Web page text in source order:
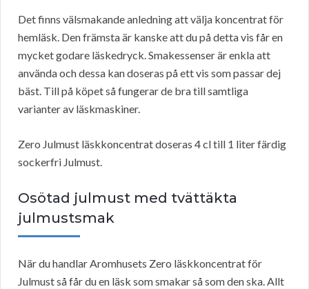
Det finns välsmakande anledning att välja koncentrat för
hemläsk. Den främsta är kanske att du på detta vis får en
mycket godare läskedryck. Smakessenser är enkla att
använda och dessa kan doseras på ett vis som passar dej
bäst. Till på köpet så fungerar de bra till samtliga
varianter av läskmaskiner.
Zero Julmust läskkoncentrat doseras 4 cl till 1 liter färdig
sockerfri Julmust.
Osötad julmust med tvättäkta
julmustsmak
När du handlar Aromhusets Zero läskkoncentrat för
Julmust så får du en läsk som smakar så som den ska. Allt